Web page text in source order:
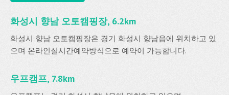
화성시 향남 오토캠핑장, 6.2km
화성시 향남 오토캠핑장은 경기 화성시 향남읍에 위치하고 있
으며 온라인실시간예약방식으로 예약이 가능합니다.
우프캠프, 7.8km